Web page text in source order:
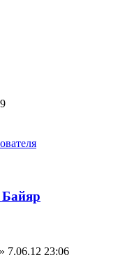
Байяр
» 7.06.12 23:06